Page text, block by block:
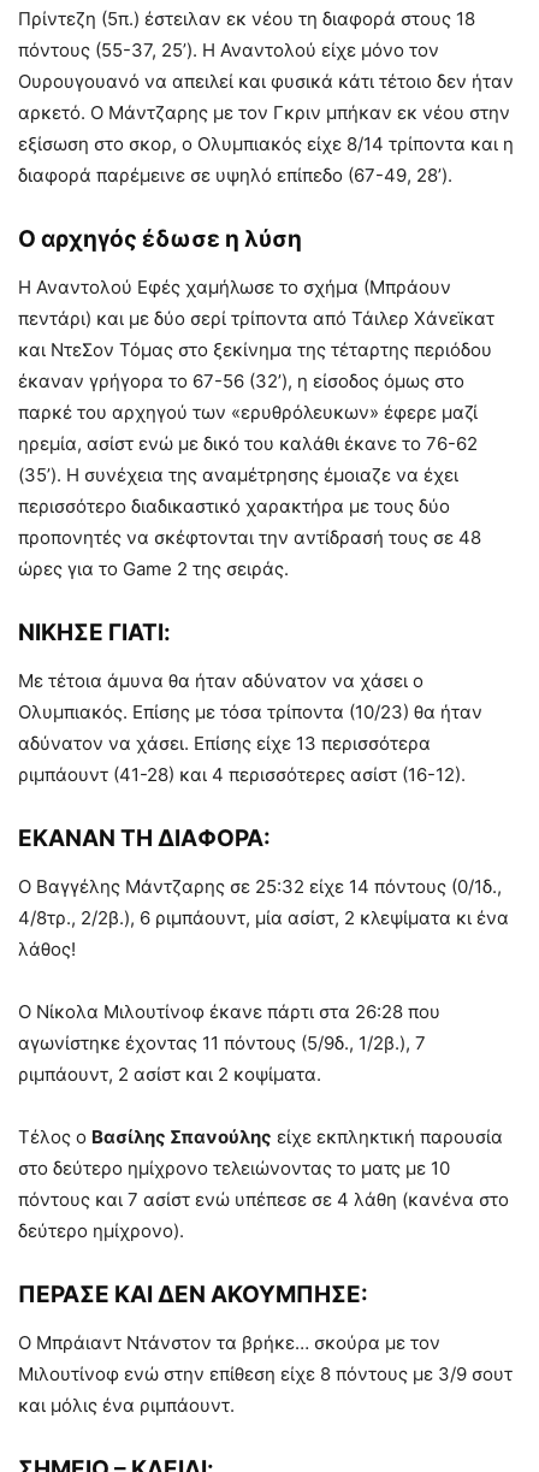
Πρίντεζη (5π.) έστειλαν εκ νέου τη διαφορά στους 18
πόντους (55-37, 25’). Η Αναντολού είχε μόνο τον
Ουρουγουανό να απειλεί και φυσικά κάτι τέτοιο δεν ήταν
αρκετό. Ο Μάντζαρης με τον Γκριν μπήκαν εκ νέου στην
εξίσωση στο σκορ, ο Ολυμπιακός είχε 8/14 τρίποντα και η
διαφορά παρέμεινε σε υψηλό επίπεδο (67-49, 28’).
Ο αρχηγός έδωσε η λύση
Η Αναντολού Εφές χαμήλωσε το σχήμα (Μπράουν
πεντάρι) και με δύο σερί τρίποντα από Τάιλερ Χάνεϊκατ
και ΝτεΣον Τόμας στο ξεκίνημα της τέταρτης περιόδου
έκαναν γρήγορα το 67-56 (32’), η είσοδος όμως στο
παρκέ του αρχηγού των «ερυθρόλευκων» έφερε μαζί
ηρεμία, ασίστ ενώ με δικό του καλάθι έκανε το 76-62
(35’). Η συνέχεια της αναμέτρησης έμοιαζε να έχει
περισσότερο διαδικαστικό χαρακτήρα με τους δύο
προπονητές να σκέφτονται την αντίδρασή τους σε 48
ώρες για το Game 2 της σειράς.
ΝΙΚΗΣΕ ΓΙΑΤΙ:
Με τέτοια άμυνα θα ήταν αδύνατον να χάσει ο
Ολυμπιακός. Επίσης με τόσα τρίποντα (10/23) θα ήταν
αδύνατον να χάσει. Επίσης είχε 13 περισσότερα
ριμπάουντ (41-28) και 4 περισσότερες ασίστ (16-12).
ΕΚΑΝΑΝ ΤΗ ΔΙΑΦΟΡΑ:
Ο Βαγγέλης Μάντζαρης σε 25:32 είχε 14 πόντους (0/1δ.,
4/8τρ., 2/2β.), 6 ριμπάουντ, μία ασίστ, 2 κλεψίματα κι ένα
λάθος!
Ο Νίκολα Μιλουτίνοφ έκανε πάρτι στα 26:28 που
αγωνίστηκε έχοντας 11 πόντους (5/9δ., 1/2β.), 7
ριμπάουντ, 2 ασίστ και 2 κοψίματα.
Τέλος ο Βασίλης Σπανούλης είχε εκπληκτική παρουσία
στο δεύτερο ημίχρονο τελειώνοντας το ματς με 10
πόντους και 7 ασίστ ενώ υπέπεσε σε 4 λάθη (κανένα στο
δεύτερο ημίχρονο).
ΠΕΡΑΣΕ ΚΑΙ ΔΕΝ ΑΚΟΥΜΠΗΣΕ:
Ο Μπράιαντ Ντάνστον τα βρήκε… σκούρα με τον
Μιλουτίνοφ ενώ στην επίθεση είχε 8 πόντους με 3/9 σουτ
και μόλις ένα ριμπάουντ.